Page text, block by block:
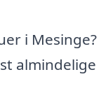
i Mesinge?
almindelige